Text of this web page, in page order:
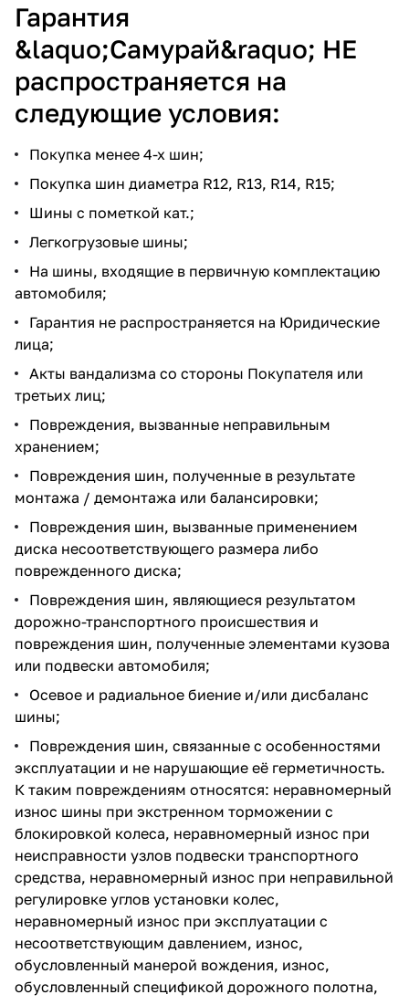
Гарантия
&laquo;Самурай&raquo; НЕ
распространяется на
следующие условия:
Покупка менее 4-х шин;
Покупка шин диаметра R12, R13, R14, R15;
Шины с пометкой кат.;
Легкогрузовые шины;
На шины, входящие в первичную комплектацию
автомобиля;
Гарантия не распространяется на Юридические
лица;
Акты вандализма со стороны Покупателя или
третьих лиц;
Повреждения, вызванные неправильным
хранением;
Повреждения шин, полученные в результате
монтажа / демонтажа или балансировки;
Повреждения шин, вызванные применением
диска несоответствующего размера либо
поврежденного диска;
Повреждения шин, являющиеся результатом
дорожно-транспортного происшествия и
повреждения шин, полученные элементами кузова
или подвески автомобиля;
Осевое и радиальное биение и/или дисбаланс
шины;
Повреждения шин, связанные с особенностями
эксплуатации и не нарушающие её герметичность.
К таким повреждениям относятся: неравномерный
износ шины при экстренном торможении с
блокировкой колеса, неравномерный износ при
неисправности узлов подвески транспортного
средства, неравномерный износ при неправильной
регулировке углов установки колес,
неравномерный износ при эксплуатации с
несоответствующим давлением, износ,
обусловленный манерой вождения, износ,
обусловленный спецификой дорожного полотна,